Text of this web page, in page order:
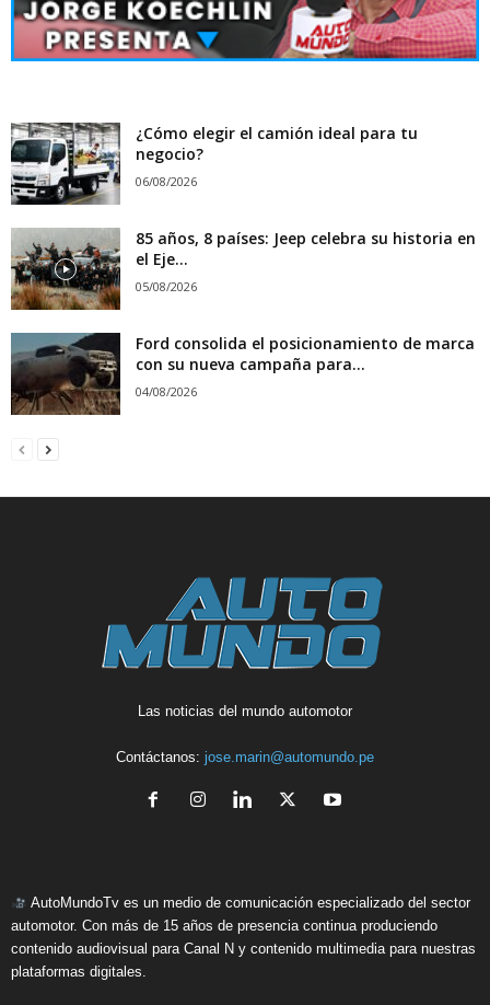
¿Cómo elegir el camión ideal para tu
negocio?
06/08/2026
85 años, 8 países: Jeep celebra su historia en
el Eje...
05/08/2026
Ford consolida el posicionamiento de marca
con su nueva campaña para...
04/08/2026
Las noticias del mundo automotor
Contáctanos: jose.marin@automundo.pe
AutoMundoTv es un medio de comunicación especializado del sector
automotor. Con más de 15 años de presencia continua produciendo
contenido audiovisual para Canal N y contenido multimedia para nuestras
plataformas digitales.